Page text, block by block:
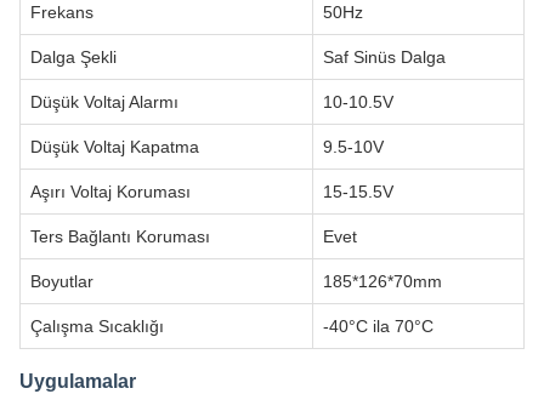
Frekans 50Hz
Dalga Şekli Saf Sinüs Dalga
Düşük Voltaj Alarmı 10-10.5V
Düşük Voltaj Kapatma 9.5-10V
Aşırı Voltaj Koruması 15-15.5V
Ters Bağlantı Koruması Evet
Boyutlar 185*126*70mm
Çalışma Sıcaklığı -40°C ila 70°C
Uygulamalar